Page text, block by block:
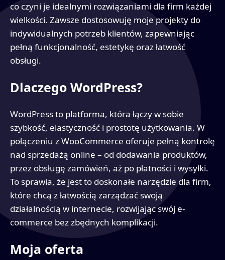
co czyni je idealnymi rozwiązaniami dla firm każdej
wielkości. Zawsze dostosowuję moje projekty do
indywidualnych potrzeb klientów, zapewniając
pełną funkcjonalność, estetykę oraz łatwość
obsługi.
Dlaczego WordPress?
WordPress to platforma, która łączy w sobie
szybkość, elastyczność i prostotę użytkowania. W
połączeniu z WooCommerce oferuje pełną kontrolę
nad sprzedażą online – od dodawania produktów,
przez obsługę zamówień, aż po płatności i wysyłki.
To sprawia, że jest to doskonałe narzędzie dla firm,
które chcą z łatwością zarządzać swoją
działalnością w internecie, rozwijając swój e-
commerce bez zbędnych komplikacji.
Moja oferta